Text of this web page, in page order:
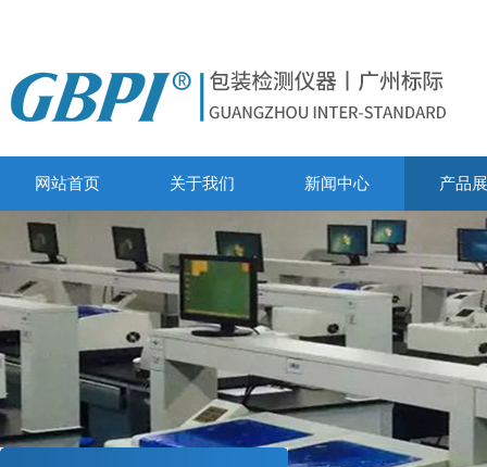
网站首页 关于我们 新闻中心 产品